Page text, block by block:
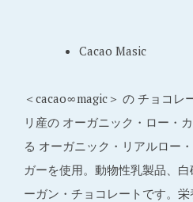
Cacao Masic
＜cacao∞magic＞ の チョコレ
リ産の オーガニック・ロー・
る オーガニック・リアルロー
ガーを使用。動物性乳製品、
ーガン・チョコレートです。